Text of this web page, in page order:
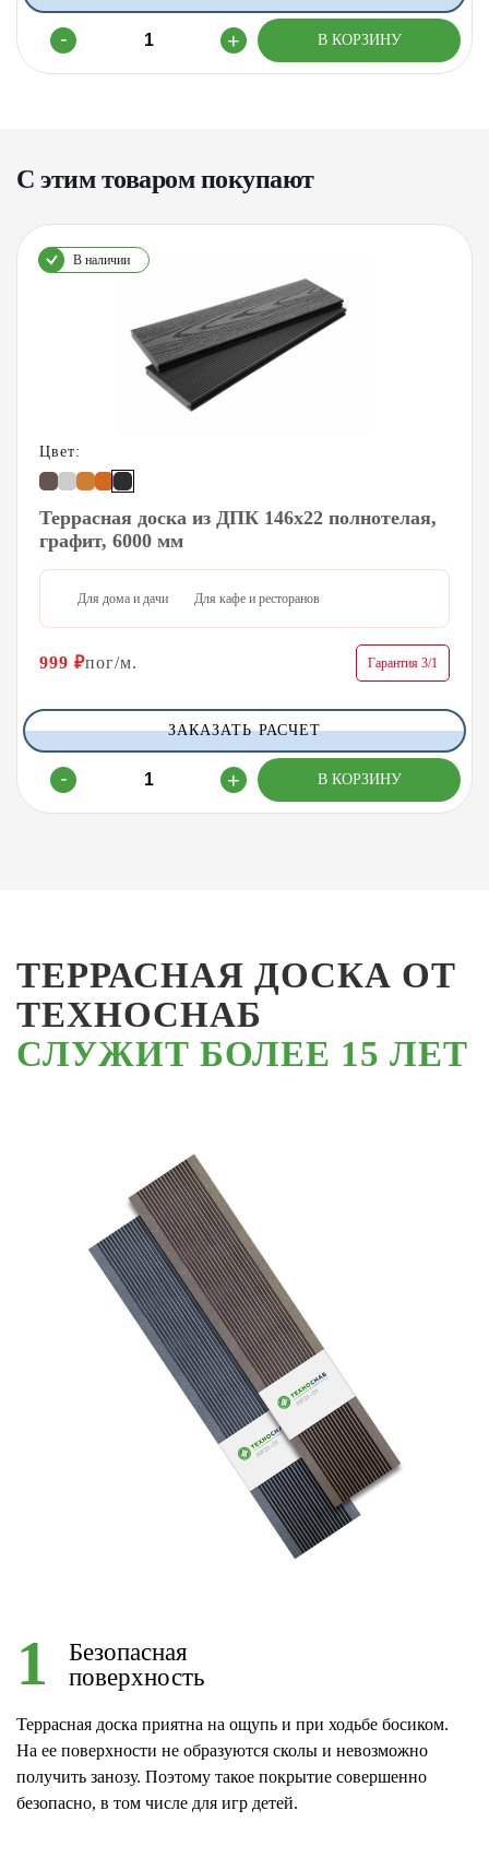
С этим товаром покупают
В наличии
Цвет:
Террасная доска из ДПК 146х22 полнотелая,
графит, 6000 мм
Для дома и дачи Для кафе и ресторанов
999 ₽пог/м. Гарантия 3/1
ЗАКАЗАТЬ РАСЧЕТ
ТЕРРАСНАЯ ДОСКА ОТ
ТЕХНОСНАБ
СЛУЖИТ БОЛЕЕ 15 ЛЕТ
1
Безопасная
поверхность
Террасная доска приятна на ощупь и при ходьбе босиком.
На ее поверхности не образуются сколы и невозможно
получить занозу. Поэтому такое покрытие совершенно
безопасно, в том числе для игр детей.